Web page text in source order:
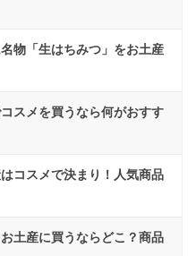
物「生はちみつ」をお土産
スメを買うなら何がおすす
コスメで決まり！人気商品
土産に買うならどこ？商品